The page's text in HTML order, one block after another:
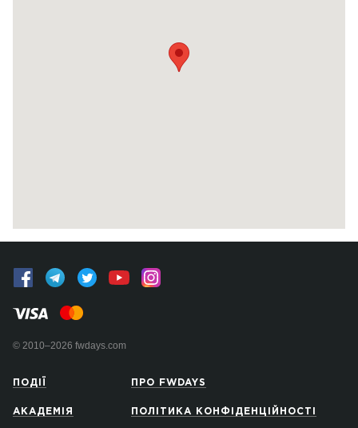
© 2010–2026 fwdays.com
ПОДІЇ
АКАДЕМІЯ
ПРО FWDAYS
ПОЛІТИКА КОНФІДЕНЦІЙНОСТІ